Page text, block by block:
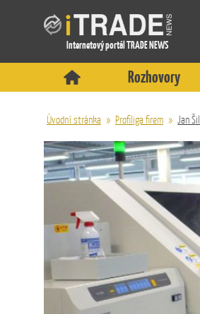
Internetový portál TRADE NEWS
Rozhovory
Úvodní stránka » Profiliga firem » Jan